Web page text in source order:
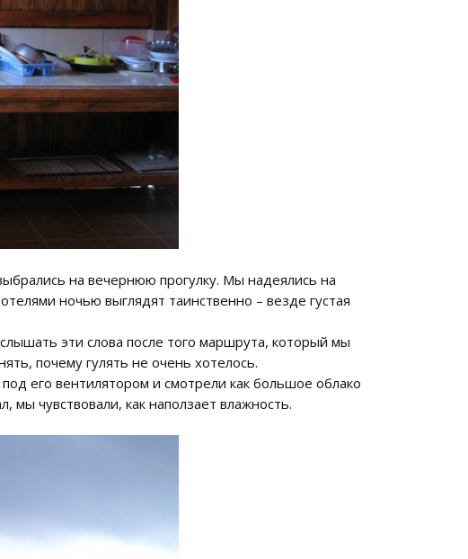
на вечернюю прогулку. Мы надеялись на
ночью выглядят таинственно – везде густая
эти слова после того маршрута, который мы
почему гулять не очень хотелось.
его вентилятором и смотрели как большое облако
мы чувствовали, как наползает влажность.